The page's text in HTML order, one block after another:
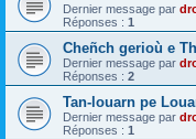
Dernier message par
Réponses : 1
Cheñch gerioù e
Dernier message par
Réponses : 2
Tan-louarn pe
Dernier message par
Réponses : 1